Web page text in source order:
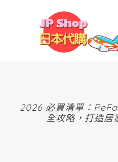
2026 必買清單：
全攻略，打造居